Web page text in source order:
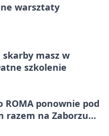
warsztaty
skarby masz w
szkolenie
ROMA ponownie pod
razem na Zaborzu